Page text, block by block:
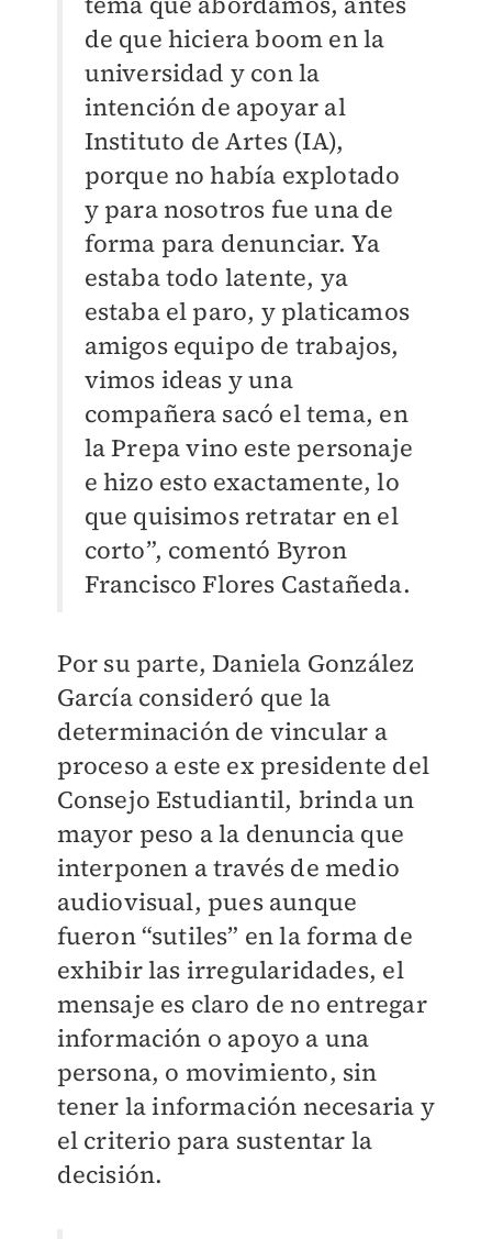
de que hiciera boom en la
universidad y con la
intención de apoyar al
Instituto de Artes (IA),
porque no había explotado
y para nosotros fue una de
forma para denunciar. Ya
estaba todo latente, ya
estaba el paro, y platicamos
amigos equipo de trabajos,
vimos ideas y una
compañera sacó el tema, en
la Prepa vino este personaje
e hizo esto exactamente, lo
que quisimos retratar en el
corto”, comentó Byron
Francisco Flores Castañeda.
Por su parte, Daniela González
García consideró que la
determinación de vincular a
proceso a este ex presidente del
Consejo Estudiantil, brinda un
mayor peso a la denuncia que
interponen a través de medio
audiovisual, pues aunque
fueron “sutiles” en la forma de
exhibir las irregularidades, el
mensaje es claro de no entregar
información o apoyo a una
persona, o movimiento, sin
tener la información necesaria y
el criterio para sustentar la
decisión.